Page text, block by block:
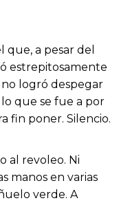
a pesar del
estrepitosamente
logró despegar
que se fue a por
fin poner. Silencio.
al revoleo. Ni
manos en varias
verde. A